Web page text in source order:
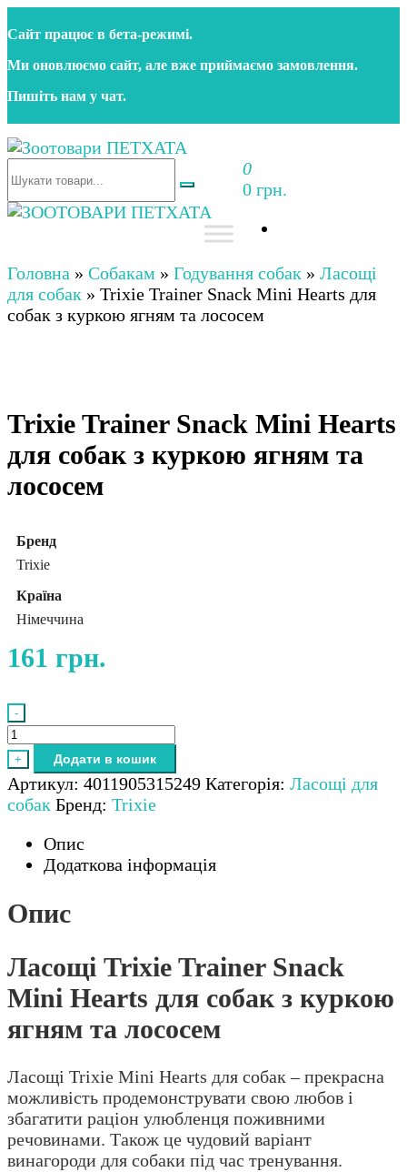
до
контенту
Сайт працює в бета‑режимі.
Ми оновлюємо сайт, але вже приймаємо замовлення.
Пишіть нам у чат.
Зоотовари ПЕТХАТА
Зоомагазин для собак та котів | Корм, іграшки,
аксесуари та догляд за тваринами. Доставка по
0
0 грн.
аксесуари та догляд за тваринами. Доставка по
Україні
Головна » Собакам » Годування собак » Ласощі
для собак » Trixie Trainer Snack Mini Hearts для
собак з куркою ягням та лососем
Trixie Trainer Snack Mini Hearts
для собак з куркою ягням та
лососем
Бренд
Trixie
Країна
Німеччина
161 грн.
-
Trixie
Trainer
Snack
Mini
Hearts
собак
ягням
лососем
кількість
+ Додати в кошик
Артикул: 4011905315249 Категорія: Ласощі для
собак Бренд: Trixie
Опис
Додаткова інформація
Опис
Ласощі Trixie Trainer Snack
Mini Hearts для собак з куркою
ягням та лососем
Ласощі Trixie Mini Hearts для собак – прекрасна
можливість продемонструвати свою любов і
збагатити раціон улюбленця поживними
речовинами. Також це чудовий варіант
винагороди для собаки під час тренування.